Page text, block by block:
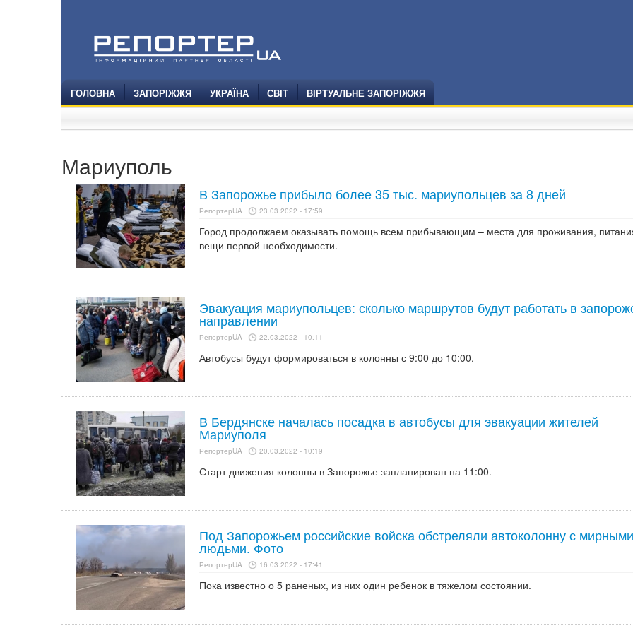
ГОЛОВНА ЗАПОРІЖЖЯ УКРАЇНА СВІТ ВІРТУАЛЬНЕ ЗАПОРІЖЖЯ
Мариуполь
В Запорожье прибыло более 35 тыс. мариупольцев за 8 дней
РепортерUA 23.03.2022 - 17:59
Город продолжаем оказывать помощь всем прибывающим – места для проживания,
вещи первой необходимости.
Эвакуация мариупольцев: сколько маршрутов будут работать в
направлении
РепортерUA 22.03.2022 - 10:11
Автобусы будут формироваться в колонны с 9:00 до 10:00.
В Бердянске началась посадка в автобусы для эвакуации жителей
Мариуполя
РепортерUA 20.03.2022 - 10:19
Старт движения колонны в Запорожье запланирован на 11:00.
Под Запорожьем российские войска обстреляли автоколонну с мирными
людьми. Фото
РепортерUA 16.03.2022 - 17:41
Пока известно о 5 раненых, из них один ребенок в тяжелом состоянии.